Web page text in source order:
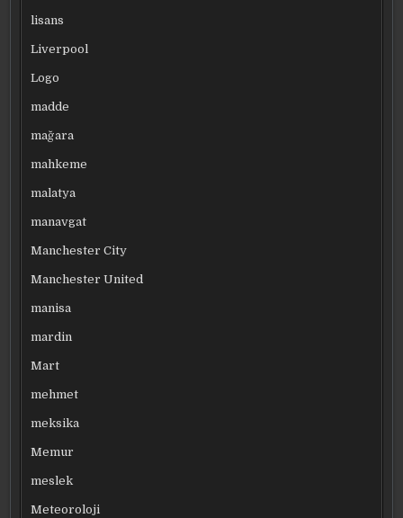
lisans
Liverpool
Logo
madde
mağara
mahkeme
malatya
manavgat
Manchester City
Manchester United
manisa
mardin
Mart
mehmet
meksika
Memur
meslek
Meteoroloji